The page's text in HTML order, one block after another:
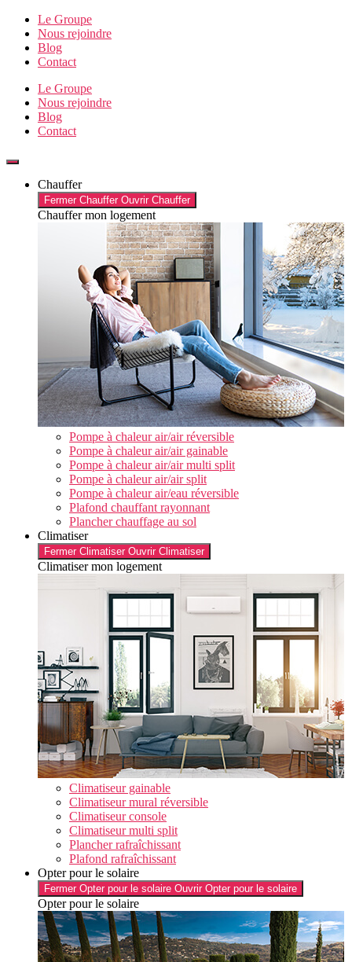
Le Groupe
Nous rejoindre
Blog
Contact
Le Groupe
Nous rejoindre
Blog
Contact
Chauffer
Fermer Chauffer Ouvrir Chauffer
Chauffer mon logement
Pompe à chaleur air/air réversible
Pompe à chaleur air/air gainable
Pompe à chaleur air/air multi split
Pompe à chaleur air/air split
Pompe à chaleur air/eau réversible
Plafond chauffant rayonnant
Plancher chauffage au sol
Climatiser
Fermer Climatiser Ouvrir Climatiser
Climatiser mon logement
Climatiseur gainable
Climatiseur mural réversible
Climatiseur console
Climatiseur multi split
Plancher rafraîchissant
Plafond rafraîchissant
Opter pour le solaire
Fermer Opter pour le solaire Ouvrir Opter pour le solaire
Opter pour le solaire